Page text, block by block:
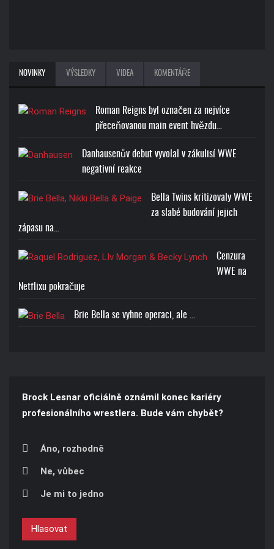
NOVINKY VÝSLEDKY VIDEA KOMENTÁŘE
Roman Reigns byl označen za nejvíce
přeceňovanou main event hvězdu…
Danhausenův debut vyvolal v zákulisí WWE
negativní reakce
Bella Twins kritizovaly WWE
za slabé budování jejich
zápasu na…
Cenzura
WWE na
Netflixu pokračuje
Brie Bella se vyhne operaci, ale ...
Brock Lesnar oficiálně oznámil konec kariéry
profesionálního wrestlera. Bude vám chybět?
Áno, rozhodně
Ne, vůbec
Je mi to jedno
Hlasovat